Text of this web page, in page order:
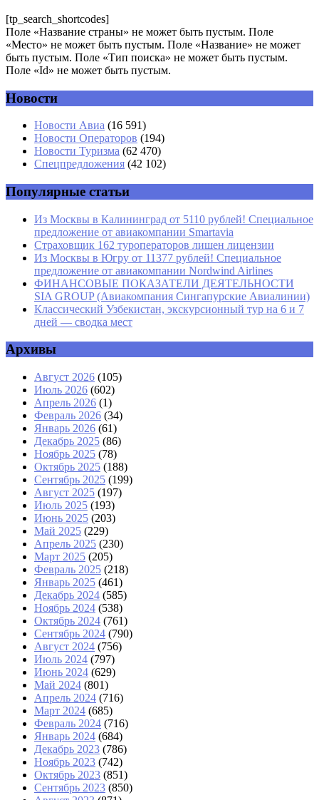
Имя *
Email*
[tp_search_shortcodes]
Поле «Название страны» не может быть пустым. Поле
«Место» не может быть пустым. Поле «Название» не может
быть пустым. Поле «Тип поиска» не может быть пустым.
Поле «Id» не может быть пустым.
Новости
Новости Авиа (16 591)
Новости Операторов (194)
Новости Туризма (62 470)
Спецпредложения (42 102)
Популярные статьи
Из Москвы в Калининград от 5110 рублей! Специальное
предложение от авиакомпании Smartavia
Страховщик 162 туроператоров лишен лицензии
Из Москвы в Югру от 11377 рублей! Специальное
предложение от авиакомпании Nordwind Airlines
ФИНАНСОВЫЕ ПОКАЗАТЕЛИ ДЕЯТЕЛЬНОСТИ
SIA GROUP (Авиакомпания Сингапурские Авиалинии)
Классический Узбекистан, экскурсионный тур на 6 и 7
дней — сводка мест
Архивы
Август 2026 (105)
Июль 2026 (602)
Апрель 2026 (1)
Февраль 2026 (34)
Январь 2026 (61)
Декабрь 2025 (86)
Ноябрь 2025 (78)
Октябрь 2025 (188)
Сентябрь 2025 (199)
Август 2025 (197)
Июль 2025 (193)
Июнь 2025 (203)
Май 2025 (229)
Апрель 2025 (230)
Март 2025 (205)
Февраль 2025 (218)
Январь 2025 (461)
Декабрь 2024 (585)
Ноябрь 2024 (538)
Октябрь 2024 (761)
Сентябрь 2024 (790)
Август 2024 (756)
Июль 2024 (797)
Июнь 2024 (629)
Май 2024 (801)
Апрель 2024 (716)
Март 2024 (685)
Февраль 2024 (716)
Январь 2024 (684)
Декабрь 2023 (786)
Ноябрь 2023 (742)
Октябрь 2023 (851)
Сентябрь 2023 (850)